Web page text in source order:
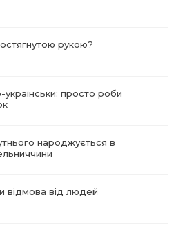
рукою?
просто роби
народжується в
відмова від людей